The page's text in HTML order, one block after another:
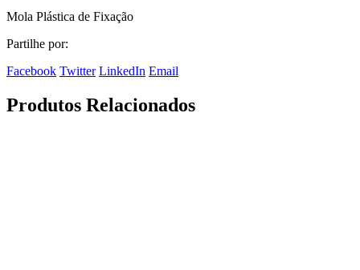
Mola Plástica de Fixação
Partilhe por:
Facebook Twitter LinkedIn Email
Produtos Relacionados